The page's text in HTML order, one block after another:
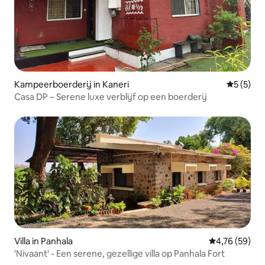
Kampeerboerderij in Kaneri
5 (5)
Casa DP – Serene luxe verblijf op een boerderij
Villa in Panhala Gemiddelde
4,76 (59)
'Nivaant' - Een serene, gezellige villa op Panhala Fort